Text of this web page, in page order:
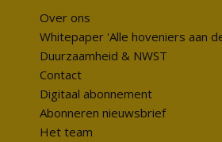
Over ons
Whitepaper 'Alle hoveniers aan
Duurzaamheid & NWST
Contact
Digitaal abonnement
Abonneren nieuwsbrief
Het team